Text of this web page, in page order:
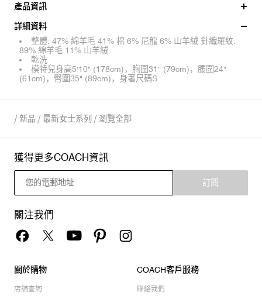
產品資訊
詳細資料
整體: 47% 綿羊毛 41% 棉 6% 尼龍 6% 山羊絨 針織羅紋:
89% 綿羊毛 11% 山羊絨
乾洗
模特兒身高5'10" (178cm)，胸圍31" (79cm)，腰圍24"
(61cm)，臀圍35" (89cm)，身著尺碼S
/ 新品 / 最新女士系列 / 瀏覽全部
獲得更多COACH資訊
訂閱
關注我們
關於購物
店舖查詢
COACH客戶服務
聯絡我們